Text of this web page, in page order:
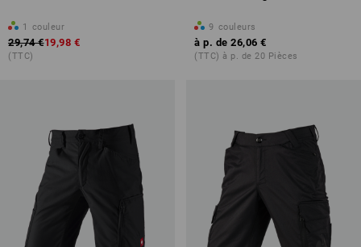
1 couleur
29,74 €19,98 €
(TTC)
9 couleurs
à p. de 26,06 €
(TTC) à p. de 20 Pièces